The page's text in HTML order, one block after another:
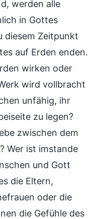
werden alle
in Gottes
diesem Zeitpunkt
auf Erden enden.
wirken oder
wird vollbracht
unfähig, ihr
zu legen?
zwischen dem
Wer ist imstande
und Gott
die Eltern,
oder die
die Gefühle des